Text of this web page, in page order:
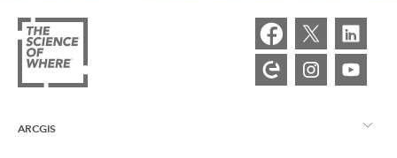
ARCGIS